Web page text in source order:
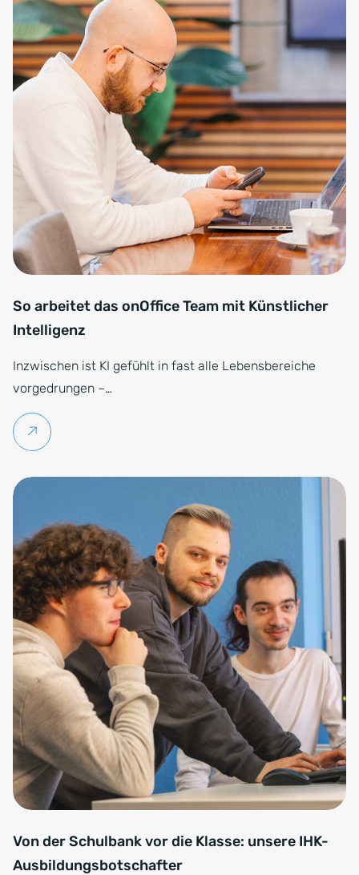
So arbeitet das onOffice Team mit Künstlicher
Intelligenz
Inzwischen ist KI gefühlt in fast alle Lebensbereiche
vorgedrungen –…
Weiterlesen
Von der Schulbank vor die Klasse: unsere IHK-
Ausbildungsbotschafter